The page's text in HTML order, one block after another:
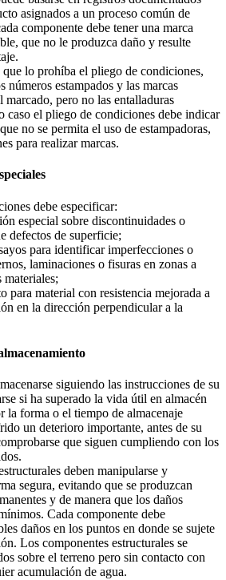
asignados a un proceso común de
componente debe tener una marca
que no le produzca daño y resulte
lo prohíba el pliego de condiciones,
números estampados y las marcas
marcado, pero no las entalladuras
caso el pliego de condiciones debe indicar
no se permita el uso de estampadoras,
para realizar marcas.
debe especificar:
especial sobre discontinuidades o
defectos de superficie;
para identificar imperfecciones o
laminaciones o fisuras en zonas a
materiales;
para material con resistencia mejorada a
en la dirección perpendicular a la
siguiendo las instrucciones de su
si ha superado la vida útil en almacén
la forma o el tiempo de almacenaje
un deterioro importante, antes de su
que siguen cumpliendo con los
deben manipularse y
segura, evitando que se produzcan
y de manera que los daños
Cada componente debe
daños en los puntos en donde se sujete
Los componentes estructurales se
sobre el terreno pero sin contacto con
acumulación de agua.